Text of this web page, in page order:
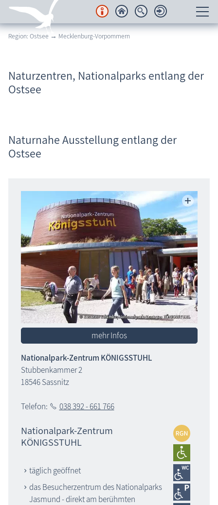
Unterkünfte
Urlaubsorte
Freizeit
Wissenswertes
Region: Ostsee → Mecklenburg-Vorpommern
Naturzentren, Nationalparks entlang der
Ostsee
Naturnahe Ausstellung entlang der
Ostsee
mehr Infos
Nationalpark-Zentrum KÖNIGSSTUHL
Stubbenkammer 2
18546 Sassnitz
Telefon: 038 392 - 661 766
Nationalpark-Zentrum
KÖNIGSSTUHL
täglich geöffnet
das Besucherzentrum des Nationalparks
Jasmund - direkt am berühmten